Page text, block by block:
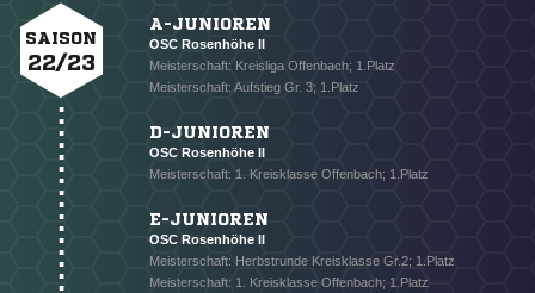
SAISON
22/23
A-JUNIOREN
OSC Rosenhöhe II
Meisterschaft: Kreisliga Offenbach; 1.Platz
Meisterschaft: Aufstieg Gr. 3; 1.Platz
D-JUNIOREN
OSC Rosenhöhe II
Meisterschaft: 1. Kreisklasse Offenbach; 1.Platz
E-JUNIOREN
OSC Rosenhöhe II
Meisterschaft: Herbstrunde Kreisklasse Gr.2; 1.Platz
Meisterschaft: 1. Kreisklasse Offenbach; 1.Platz